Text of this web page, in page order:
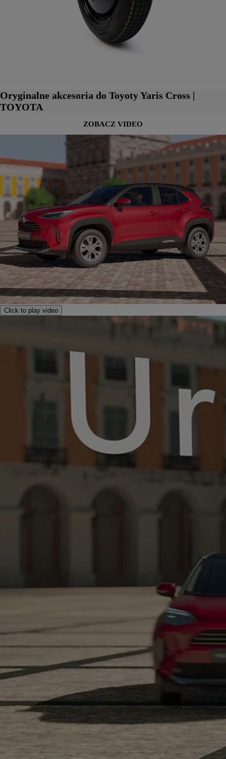
Oryginalne akcesoria do Toyoty Yaris Cross |
TOYOTA
ZOBACZ VIDEO
Click to play video